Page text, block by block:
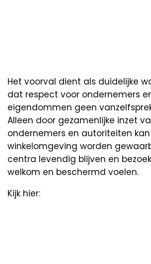
Het voorval dient als duidelijke
dat respect voor ondernemers
eigendommen geen
Alleen door gezamenlijke inzet
ondernemers en autoriteiten
winkelomgeving worden
centra levendig blijven en
welkom en beschermd voelen.
Kijk hier: